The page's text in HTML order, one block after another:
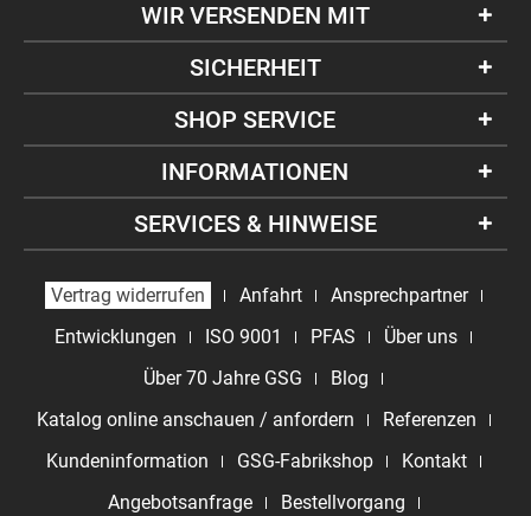
SHOP SERVICE
INFORMATIONEN
SERVICES & HINWEISE
WIR VERSENDEN MIT
SICHERHEIT
Vertrag widerrufen Anfahrt
Ansprechpartner
Entwicklungen
ISO 9001 PFAS
Über uns
Über 70 Jahre GSG
Blog
Katalog online anschauen / anfordern
Referenzen
Kundeninformation
GSG-Fabrikshop
Kontakt
Angebotsanfrage
Bestellvorgang